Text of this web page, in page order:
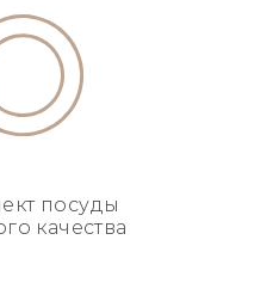
посуды
качества